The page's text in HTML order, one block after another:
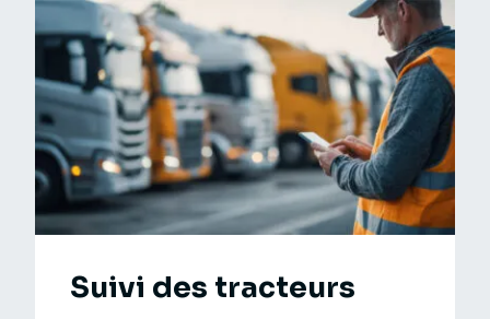
Suivi des tracteurs